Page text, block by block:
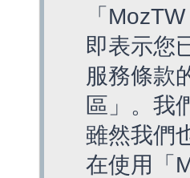
「
即表示您
服務條款
區」。我
雖然我們
在使用「